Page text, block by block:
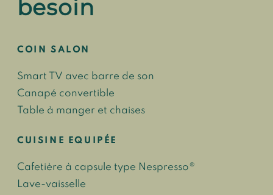
besoin
COIN SALON
Smart TV avec barre de son
Canapé convertible
Table à manger et chaises
CUISINE EQUIPÉE
Cafetière à capsule type Nespresso®
Lave-vaisselle